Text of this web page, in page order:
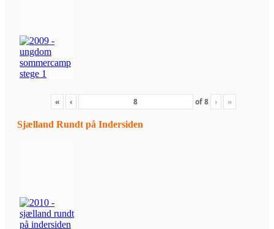
« ‹ of8 › »
Sjælland Rundt på Indersiden